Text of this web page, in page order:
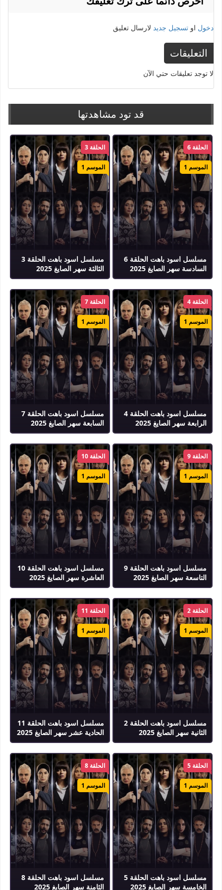
دخول او تسجيل جديد لارسال تعليق
التعليقات
لا توجد تعليقات حتي الآن
قد تود مشاهدتها
مسلسل اسود باهت الحلقة 6
السادسة سهر الصايغ 2025
الحلقة 6
الموسم 1
مسلسل اسود باهت الحلقة 3
الثالثة سهر الصايغ 2025
الحلقة 3
الموسم 1
مسلسل اسود باهت الحلقة 4
الرابعة سهر الصايغ 2025
الحلقة 4
الموسم 1
مسلسل اسود باهت الحلقة 7
السابعة سهر الصايغ 2025
الحلقة 7
الموسم 1
مسلسل اسود باهت الحلقة 9
التاسعة سهر الصايغ 2025
الحلقة 9
الموسم 1
مسلسل اسود باهت الحلقة 10
العاشرة سهر الصايغ 2025
الحلقة 10
الموسم 1
مسلسل اسود باهت الحلقة 2
الثانية سهر الصايغ 2025
الحلقة 2
الموسم 1
مسلسل اسود باهت الحلقة 11
الحادية عشر سهر الصايغ 2025
الحلقة 11
الموسم 1
مسلسل اسود باهت الحلقة 5
الخامسة سهر الصايغ 2025
الحلقة 5
الموسم 1
مسلسل اسود باهت الحلقة 8
الثامنة سهر الصايغ 2025
الحلقة 8
الموسم 1